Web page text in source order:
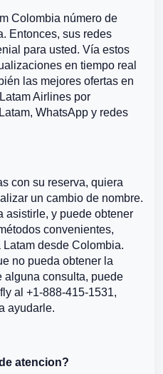
Colombia número de
Entonces, sus redes
para usted. Vía estos
en tiempo real
las mejores ofertas en
Airlines por
WhatsApp y redes
con su reserva, quiera
un cambio de nombre.
asistirle, y puede obtener
convenientes,
desde Colombia.
no pueda obtener la
alguna consulta, puede
al +1-888-415-1531,
ayudarle.
atencion?